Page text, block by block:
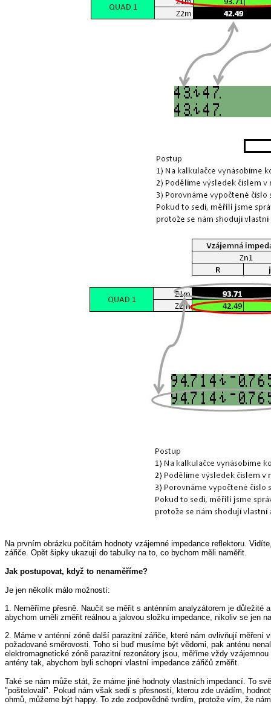
Na prvním obrázku počítám hodnoty vzájemné impedance reflektoru.
zářiče. Opět šipky ukazují do tabulky na to, co bychom měli naměřit.
Jak postupovat, když to nenaměříme?
Je jen několik málo možností:
1. Neměříme přesně. Naučit se měřit s anténním analyzátorem je
abychom uměli změřit reálnou a jalovou složku impedance, nikoliv se jen
2. Máme v anténní zóně další parazitní zářiče, které nám ovlivňují
požadované směrovosti. Toho si buď musíme být vědomi, pak anténu
elektromagnetické zóně parazitní rezonátory jsou, měříme vždy
antény tak, abychom byli schopni vlastní impedance zářičů změřit.
Také se nám může stát, že máme jiné hodnoty vlastních impedancí. To
"poštelovali". Pokud nám však sedí s přesností, kterou zde uvádím,
ohmů, můžeme být happy. To zde zodpovědně tvrdím, protože vím, že